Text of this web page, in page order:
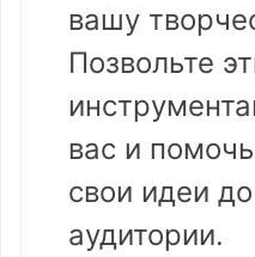
вашу
Позвольте
вас и
свои идеи
аудитории.